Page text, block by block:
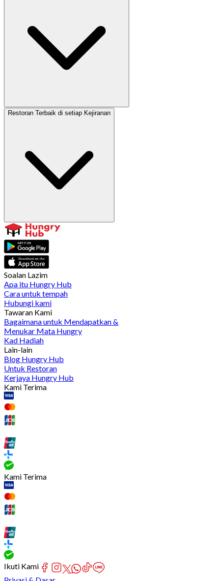
Restoran Terbaik di setiap Kejiranan
Soalan Lazim
Apa itu Hungry Hub
Cara untuk tempah
Hubungi kami
Tawaran Kami
Bagaimana untuk Mendapatkan &
Menukar Mata Hungry
Kad Hadiah
Lain-lain
Blog Hungry Hub
Untuk Restoran
Kerjaya Hungry Hub
Kami Terima
Kami Terima
Ikuti Kami